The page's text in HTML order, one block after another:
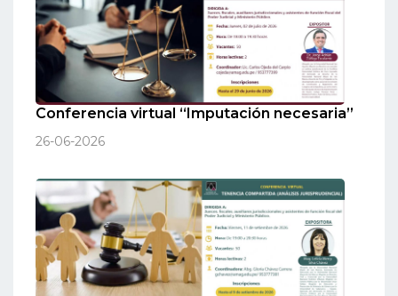
Conferencia virtual “Imputación necesaria”
26-06-2026